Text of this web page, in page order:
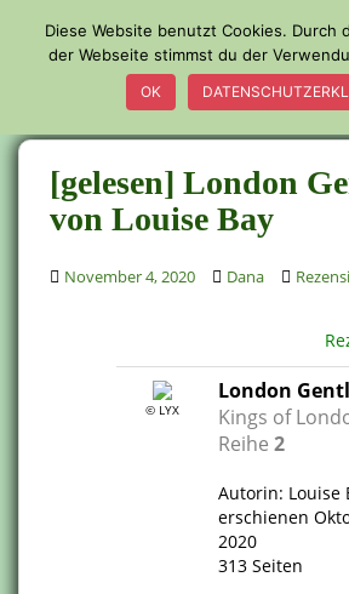
[gelesen] London
von Louise Bay
November 4, 2020 Dana
© LYX
London
Kings of
Reihe 2
Autorin: Louise
erschienen
2020
313 Seiten
Diese Website benutzt Cookies. Durch
der Webseite stimmst du der
OK